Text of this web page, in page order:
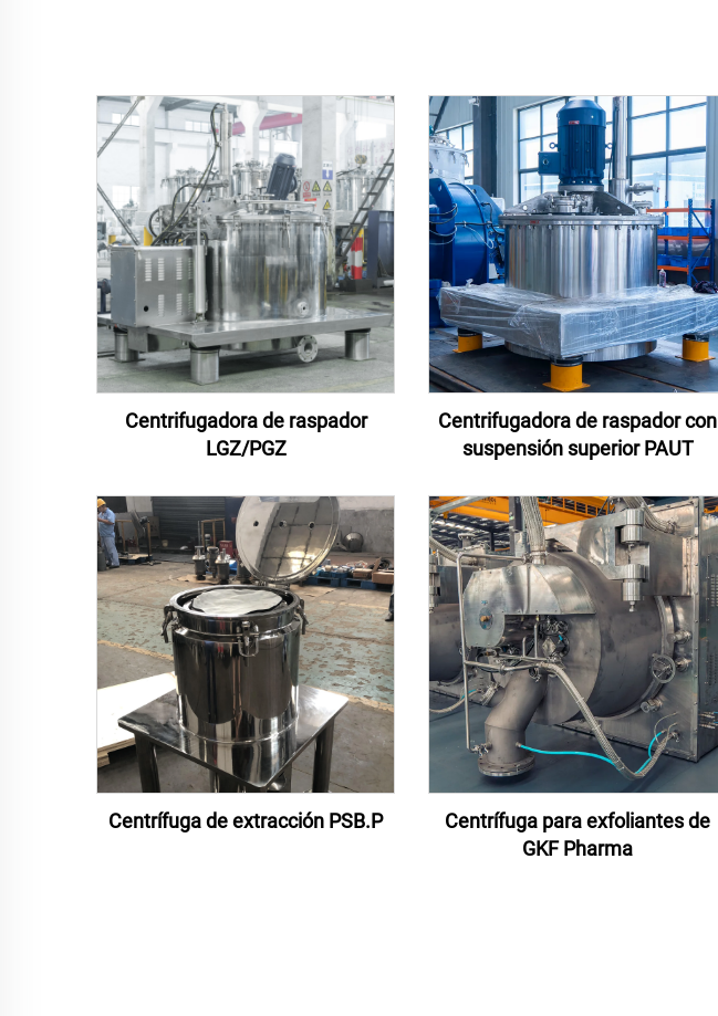
Centrifugadora de raspador
LGZ/PGZ
Centrifugadora de raspador con
suspensión superior PAUT
Centrífuga de extracción PSB.P
Centrífuga para exfoliantes de
GKF Pharma